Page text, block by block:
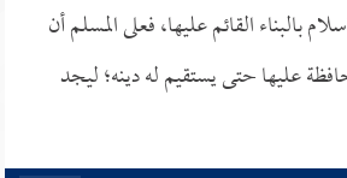
بالبناء القائم عليها، فعلى المسلم أن
عليها حتى يستقيم له دينه؛ ليجد